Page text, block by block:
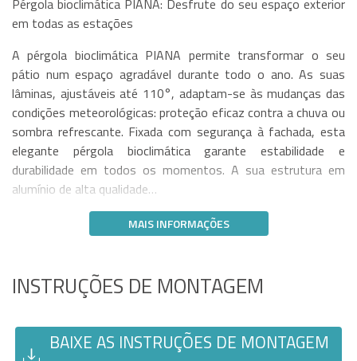
Pérgola bioclimática PIANA: Desfrute do seu espaço exterior
em todas as estações
A pérgola bioclimática PIANA permite transformar o seu
pátio num espaço agradável durante todo o ano. As suas
lâminas, ajustáveis até 110°, adaptam-se às mudanças das
condições meteorológicas: proteção eficaz contra a chuva ou
sombra refrescante. Fixada com segurança à fachada, esta
elegante pérgola bioclimática garante estabilidade e
durabilidade em todos os momentos. A sua estrutura em
alumínio de alta qualidade…
MAIS INFORMAÇÕES
INSTRUÇÕES DE MONTAGEM
BAIXE AS INSTRUÇÕES DE MONTAGEM